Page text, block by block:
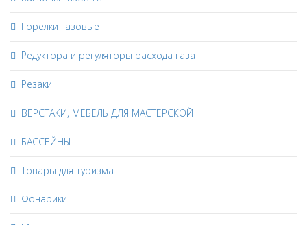
Горелки газовые
Редуктора и регуляторы расхода газа
Резаки
ВЕРСТАКИ, МЕБЕЛЬ ДЛЯ МАСТЕРСКОЙ
БАССЕЙНЫ
Товары для туризма
Фонарики